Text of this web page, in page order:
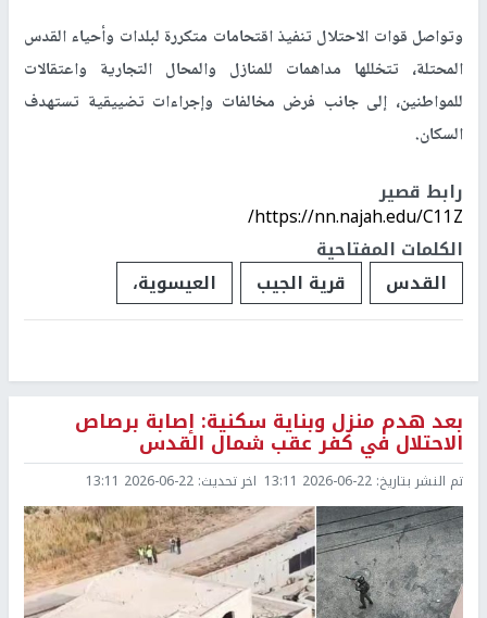
وتواصل قوات الاحتلال تنفيذ اقتحامات متكررة لبلدات وأحياء القدس
المحتلة، تتخللها مداهمات للمنازل والمحال التجارية واعتقالات
للمواطنين، إلى جانب فرض مخالفات وإجراءات تضييقية تستهدف
السكان.
رابط قصير
https://nn.najah.edu/C11Z/
الكلمات المفتاحية
القدس
قرية الجيب العيسوية،
بعد هدم منزل وبناية سكنية: إصابة برصاص
الاحتلال في كفر عقب شمال القدس
تم النشر بتاريخ: 2026-06-22 13:11 اخر تحديث: 2026-06-22 13:11